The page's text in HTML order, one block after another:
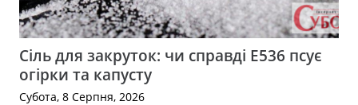
Сіль для закруток: чи справді Е536 псує
огірки та капусту
Субота, 8 Серпня, 2026